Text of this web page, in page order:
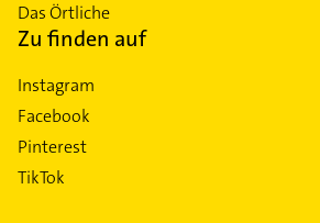
Das Örtliche
Zu finden auf
Instagram
Facebook
Pinterest
TikTok